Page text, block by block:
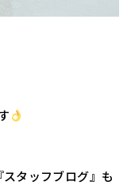
タッフブログ』も